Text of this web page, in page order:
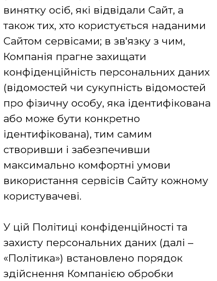
максимально комфортні умови
користувачеві.
У цій Політиці конфіденційності та
«Політика») встановлено порядок
здійснення Компанією обробки
персональних даних, види
персональних даних, які збираються,
цілі використання таких персональних
даних, взаємодія Команії з третіми
персональних даних, умови доступу
до персональних даних, а також,
контактна інформація для користувача
щодо отримання доступу, внесення
змін, блокування або видалення своїх
виникнути у Вас щодо практики
захисту персональних даних.
Збір та використання